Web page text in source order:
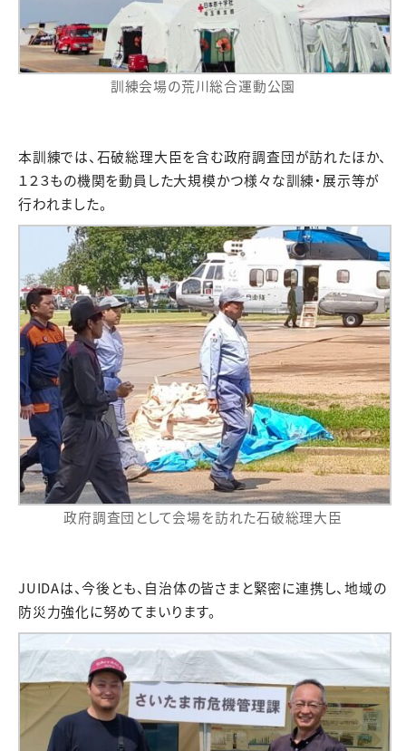
訓練会場の荒川総合運動公園
本訓練では、石破総理大臣を含む政府調査団が訪れたほか、
１２３もの機関を動員した大規模かつ様々な訓練・展示等が
行われました。
政府調査団として会場を訪れた石破総理大臣
JUIDAは、今後とも、自治体の皆さまと緊密に連携し、地域の
防災力強化に努めてまいります。